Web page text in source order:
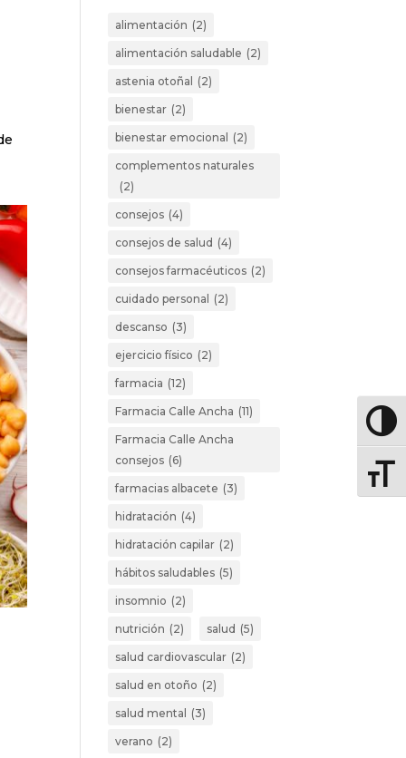
alimentación (2)
alimentación saludable (2)
astenia otoñal (2)
bienestar (2)
bienestar emocional (2)
complementos naturales
(2)
consejos (4)
consejos de salud (4)
consejos farmacéuticos (2)
cuidado personal (2)
descanso (3)
ejercicio físico (2)
farmacia (12)
Farmacia Calle Ancha (11)
Farmacia Calle Ancha
consejos (6)
farmacias albacete (3)
hidratación (4)
hidratación capilar (2)
hábitos saludables (5)
insomnio (2)
nutrición (2) salud (5)
salud cardiovascular (2)
salud en otoño (2)
salud mental (3)
verano (2)